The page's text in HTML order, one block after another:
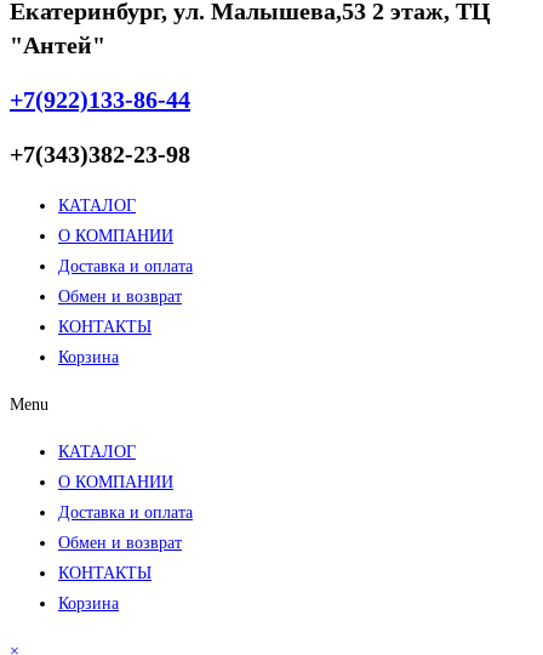
Екатеринбург, ул. Малышева,53 2 этаж, ТЦ
"Антей"
+7(922)133-86-44
+7(343)382-23-98
КАТАЛОГ
О КОМПАНИИ
Доставка и оплата
Обмен и возврат
КОНТАКТЫ
Корзина
Menu
КАТАЛОГ
О КОМПАНИИ
Доставка и оплата
Обмен и возврат
КОНТАКТЫ
Корзина
×